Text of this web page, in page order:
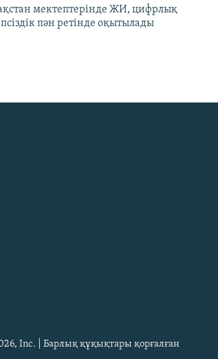
мектептерінде ЖИ, цифрлық
пән ретінде оқытылады
Inc. | Барлық құқықтары қорғалған